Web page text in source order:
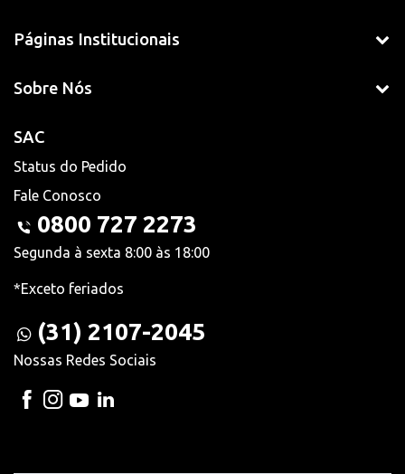
Páginas Institucionais
Sobre Nós
SAC
Status do Pedido
Fale Conosco
0800 727 2273
Segunda à sexta 8:00 às 18:00
*Exceto feriados
(31) 2107-2045
Nossas Redes Sociais